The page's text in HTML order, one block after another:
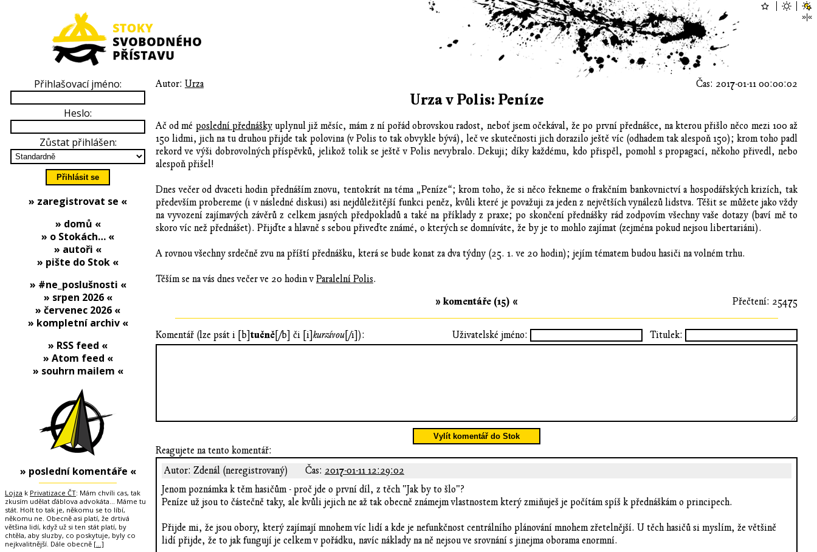
Autor: Urza Čas: 2017-01-11 00:00:02
Urza v Polis: Peníze
Ač od mé poslední přednáškyuplynul již měsíc, mám z ní pořád obrovskou radost, neboť jsem očekával, že po první přednášce, na kterou přišlo něco mezi 100 až
150 lidmi, jich na tu druhou přijde tak polovina (v Polis to tak obvykle bývá), leč ve skutečnosti jich dorazilo ještě víc (odhadem tak alespoň 150); krom toho padl
rekord ve výši dobrovolných příspěvků, jelikož tolik se ještě v Polis nevybralo. Dekuji; díky každému, kdo přispěl, pomohl s propagací, někoho přivedl, nebo
alespoň přišel!
Dnes večer od dvaceti hodin přednáším znovu, tentokrát na téma „Peníze“; krom toho, že si něco řekneme o frakčním bankovnictví a hospodářských krizích, tak
především probereme (i v následné diskusi) asi nejdůležitější funkci peněz, kvůli které je považuji za jeden z největších vynálezů lidstva. Těšit se můžete jako vždy
na vyvození zajímavých závěrů z celkem jasných předpokladů a také na příklady z praxe; po skončení přednášky rád zodpovím všechny vaše dotazy (baví mě to
skoro víc než přednášet). Přijďte a hlavně s sebou přiveďte známé, o kterých se domníváte, že by je to mohlo zajímat (zejména pokud nejsou libertariáni).
A rovnou všechny srdečně zvu na příští přednášku, která se bude konat za dva týdny (25. 1. ve 20 hodin); jejím tématem budou hasiči na volném trhu.
Těším se na vás dnes večer ve 20 hodin v Paralelní Polis.
Přečtení: 25475
» komentáře (15) «
Uživatelské jméno: Titulek:
Komentář (lze psát i [b] tučně [/b] či [i] kurzívou [/i]):
Vylít komentář do Stok
Reagujete na tento komentář:
Autor: Zdenál (neregistrovaný)
Čas: 2017-01-11 12:29:02
Jenom poznámka k těm hasičům - proč jde o první díl, z těch "Jak by to šlo"?
Peníze už jsou to částečně taky, ale kvůli jejich ne až tak obecně známejm vlastnostem který zmiňuješ je počítám spíš k přednáškám o principech.
Přijde mi, že jsou obory, který zajímají mnohem víc lidí a kde je nefunkčnost centrálního plánování mnohem zřetelnější. U těch hasičů si myslím, že většině
lidí přijde, že to jak fungují je celkem v pořádku, navíc náklady na ně nejsou ve srovnání s jinejma oborama enormní.
Přihlašovací jméno:
Heslo:
Zůstat přihlášen:
» zaregistrovat se «
» domů «
» o Stokách… «
» autoři «
» pište do Stok «
» #ne_poslušnosti «
» srpen 2026 «
» červenec 2026 «
» kompletní archiv «
» RSS feed «
» Atom feed «
» souhrn mailem «
» poslední komentáře «
Lojza k Privatizace ČT: Mám chvíli cas, tak
zkusím udělat ďáblova advokáta... Máme tu
stát. Holt to tak je, někomu se to líbí,
někomu ne. Obecně asi platí, že drtivá
většina lidí, když už si ten stát platí, by
chtěla, aby sluzby, co poskytuje, byly co
nejkvalitnější. Dále obecně […]